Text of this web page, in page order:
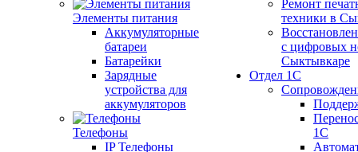
Элементы питания
Аккумуляторные
батареи
Батарейки
Зарядные
устройства для
аккумуляторов
Телефоны
IP Телефоны
Ремонт
техники в
с цифровых
Сыктывкаре
Отдел 1С
1С